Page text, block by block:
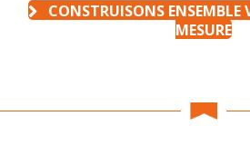
CONSTRUISONS ENSEMBLE
MESURE